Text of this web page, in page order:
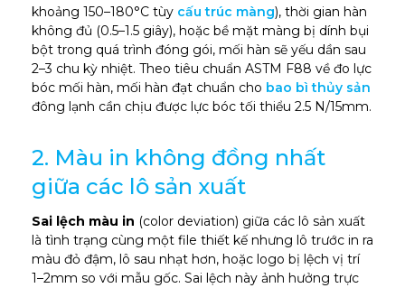
khoảng 150–180°C tùy cấu trúc màng), thời gian hàn
không đủ (0.5–1.5 giây), hoặc bề mặt màng bị dính bụi
bột trong quá trình đóng gói, mối hàn sẽ yếu dần sau
2–3 chu kỳ nhiệt. Theo tiêu chuẩn ASTM F88 về đo lực
bóc mối hàn, mối hàn đạt chuẩn cho bao bì thủy sản
đông lạnh cần chịu được lực bóc tối thiểu 2.5 N/15mm.
2. Màu in không đồng nhất
giữa các lô sản xuất
Sai lệch màu in (color deviation) giữa các lô sản xuất
là tình trạng cùng một file thiết kế nhưng lô trước in ra
màu đỏ đậm, lô sau nhạt hơn, hoặc logo bị lệch vị trí
1–2mm so với mẫu gốc. Sai lệch này ảnh hưởng trực